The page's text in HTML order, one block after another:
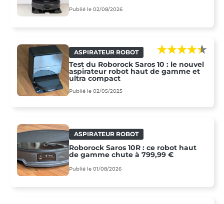
Publié le 02/08/2026
ASPIRATEUR ROBOT
Test du Roborock Saros 10 : le nouvel
aspirateur robot haut de gamme et
ultra compact
Publié le 02/05/2025
ASPIRATEUR ROBOT
Roborock Saros 10R : ce robot haut
de gamme chute à 799,99 €
Publié le 01/08/2026